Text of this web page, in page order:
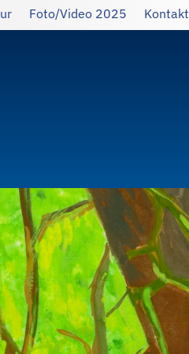
Foto/Video 2025 Kontakt